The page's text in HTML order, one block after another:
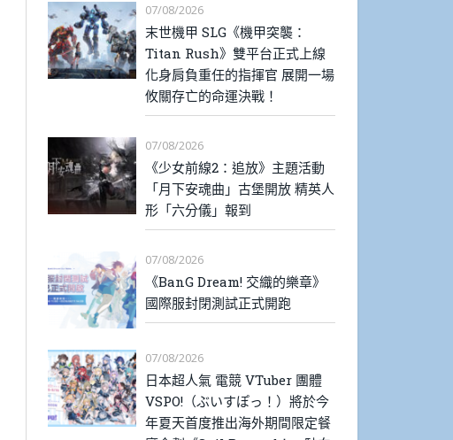
07/08/2026
末世機甲 SLG《機甲突襲：
Titan Rush》雙平台正式上線
化身肩負重任的指揮官 展開一場
攸關存亡的命運決戰！
07/08/2026
《少女前線2：追放》主題活動
「月下安魂曲」古堡開放 精英人
形「六分儀」報到
07/08/2026
《BanG Dream! 交織的樂章》
國際服封閉測試正式開跑
07/08/2026
日本超人氣 電競 VTuber 團體
VSPO!（ぶいすぽっ！）將於今
年夏天首度推出海外期間限定餐